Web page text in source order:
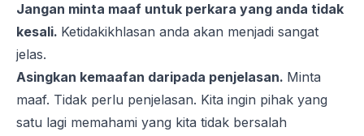
Jangan minta maaf untuk perkara yang anda tidak
kesali. Ketidakikhlasan anda akan menjadi sangat
jelas.
Asingkan kemaafan daripada penjelasan. Minta
maaf. Tidak perlu penjelasan. Kita ingin pihak yang
satu lagi memahami yang kita tidak bersalah